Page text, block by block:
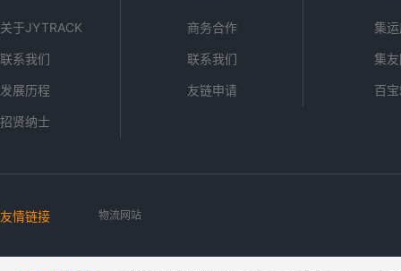
关于JYTRACK
联系我们
发展历程
招贤纳士
商务合作
联系我们
友链申请
集
集
百
友情链接 物流网站